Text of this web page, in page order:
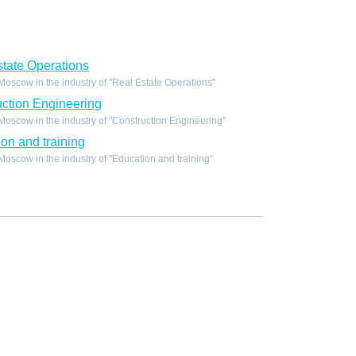
Operations
in the industry of "Real Estate Operations"
Engineering
in the industry of "Construction Engineering"
and training
in the industry of "Education and training"